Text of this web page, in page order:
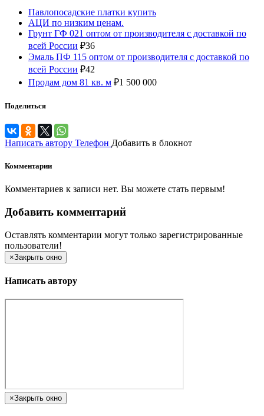
Павлопосадские платки купить
АЦИ по низким ценам.
Грунт ГФ 021 оптом от производителя с доставкой по
всей России ₽36
Эмаль ПФ 115 оптом от производителя с доставкой по
всей России ₽42
Продам дом 81 кв. м ₽1 500 000
Поделиться
Написать автору Телефон Добавить в блокнот
Комментарии
Комментариев к записи нет. Вы можете стать первым!
Добавить комментарий
Оставлять комментарии могут только зарегистрированные
пользователи!
×Закрыть окно
Написать автору
×Закрыть окно